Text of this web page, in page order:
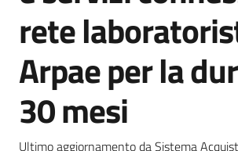
Piattaforme
telematiche
rete
Arpae per la
30 mesi
Ultimo aggiornamento da Sistema